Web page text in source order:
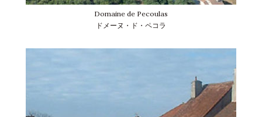
Domaine de Pecoulas
ドメーヌ・ド・ペコラ